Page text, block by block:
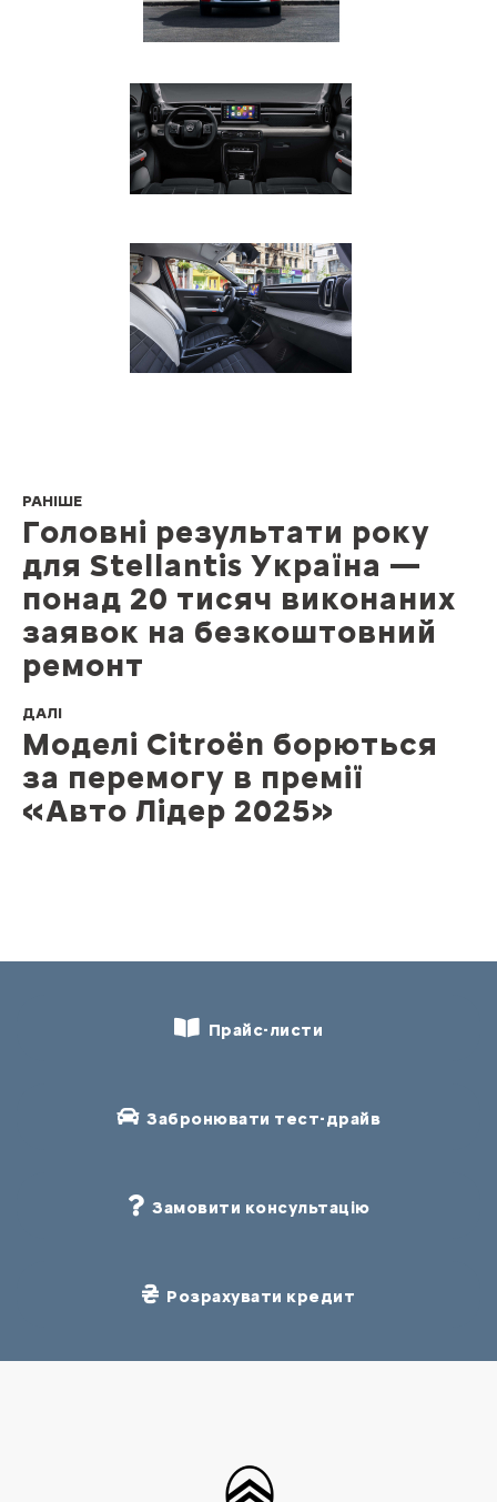
РАНІШЕ
Головні результати року
для Stellantis Україна —
понад 20 тисяч виконаних
заявок на безкоштовний
ремонт
ДАЛІ
Моделі Citroën борються
за перемогу в премії
«Авто Лідер 2025»
Прайс-листи
Забронювати тест-драйв
Замовити консультацію
Розрахувати кредит